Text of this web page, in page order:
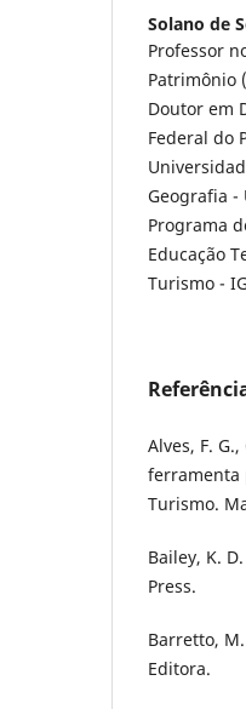
Solano de
Professor
Patrimônio
Doutor em
Federal do
Geografia -
Programa
Educação
Turismo -
Alves, F.
ferramenta
Turismo.
Bailey, K.
Press.
Barretto,
Editora.